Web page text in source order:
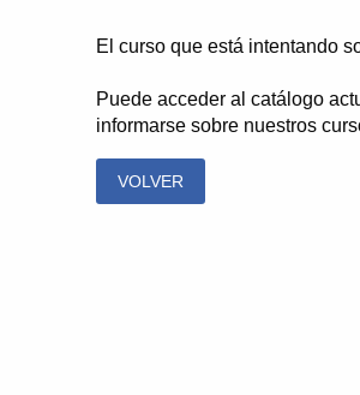
El curso que está intentando
Puede acceder al catálogo
informarse sobre nuestros
VOLVER